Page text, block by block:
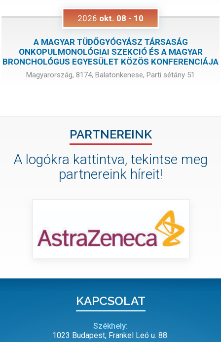
2026 okt. 08 - 10
A MAGYAR TÜDŐGYÓGYÁSZ TÁRSASÁG
ONKOPULMONOLÓGIAI SZEKCIÓ ÉS A MAGYAR
BRONCHOLÓGUS EGYESÜLET KÖZÖS KONFERENCIÁJA
Magyarország, 8174, Balatonkenese, Parti sétány 51
PARTNEREINK
A logókra kattintva, tekintse meg
partnereink híreit!
KAPCSOLAT
Székhely:
1023 Budapest, Frankel Leó u. 88.